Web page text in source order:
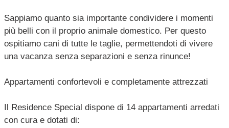
Sappiamo quanto sia importante condividere i momenti
più belli con il proprio animale domestico. Per questo
ospitiamo cani di tutte le taglie, permettendoti di vivere
una vacanza senza separazioni e senza rinunce!
Appartamenti confortevoli e completamente attrezzati
Il Residence Special dispone di 14 appartamenti arredati
con cura e dotati di: